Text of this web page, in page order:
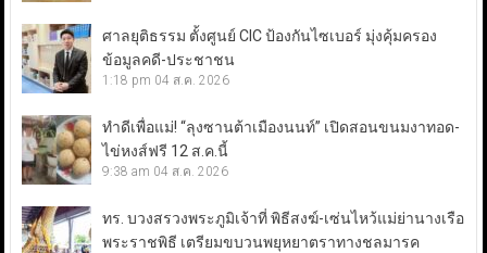
ศาลยุติธรรม ตั้งศูนย์ CIC ป้องกันไซเบอร์ มุ่งคุ้มครอง
ข้อมูลคดี-ประชาชน
1:18 pm 04 ส.ค. 2026
ทำดีเพื่อแม่! “ลุงซานต้าเมืองนนท์” เปิดสอนขนมงาทอด-
ไข่หงส์ฟรี 12 ส.ค.นี้
9:38 am 04 ส.ค. 2026
ทร. บวงสรวงพระภูมิเจ้าที่ พิธีสงฆ์-เซ่นไหว้แม่ย่านางเรือ
พระราชพิธี เตรียมขบวนพยุหยาตราทางชลมารค